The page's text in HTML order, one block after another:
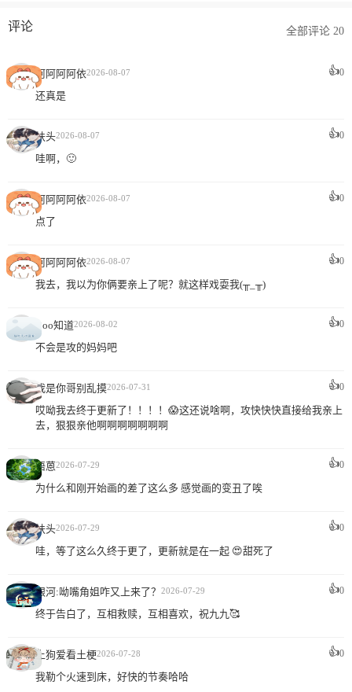
评论 全部评论 20
阿阿阿阿依2026-08-07 👍0
还真是
扶头2026-08-07 👍0
哇啊，🙂
阿阿阿阿依2026-08-07 👍0
点了
阿阿阿阿依2026-08-07 👍0
我去，我以为你俩要亲上了呢？就这样戏耍我(╥_╥)
Boo知道2026-08-02 👍0
不会是攻的妈妈吧
我是你哥别乱摸2026-07-31 👍0
哎呦我去终于更新了！！！！😱这还说啥啊，攻快快快直接给我亲上
去，狠狠亲他啊啊啊啊啊啊啊
梧蒽2026-07-29 👍0
为什么和刚开始画的差了这么多 感觉画的变丑了唉
扶头2026-07-29 👍0
哇，等了这么久终于更了，更新就是在一起 😍甜死了
银河:呦嘴角姐咋又上来了？ 2026-07-29 👍0
终于告白了，互相救赎，互相喜欢，祝九九🥰
土狗爱看土梗2026-07-28 👍0
我勒个火速到床，好快的节奏哈哈